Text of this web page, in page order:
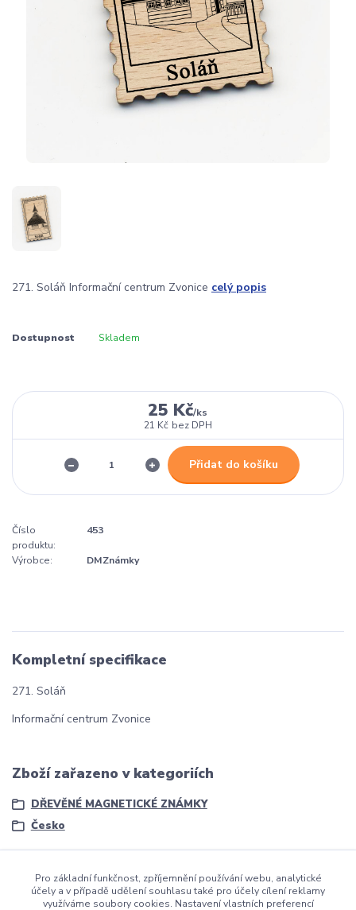
271. Soláň Informační centrum Zvonice celý popis
Dostupnost Skladem
25 Kč/ks
21 Kč bez DPH
Přidat do košíku
Číslo
produktu:
453
Výrobce: DMZnámky
Kompletní specifikace
271. Soláň
Informační centrum Zvonice
Zboží zařazeno v kategoriích
DŘEVĚNÉ MAGNETICKÉ ZNÁMKY
Česko
Pro základní funkčnost, zpříjemnění používání webu, analytické
účely a v případě udělení souhlasu také pro účely cílení reklamy
využíváme soubory cookies. Nastavení vlastních preferencí